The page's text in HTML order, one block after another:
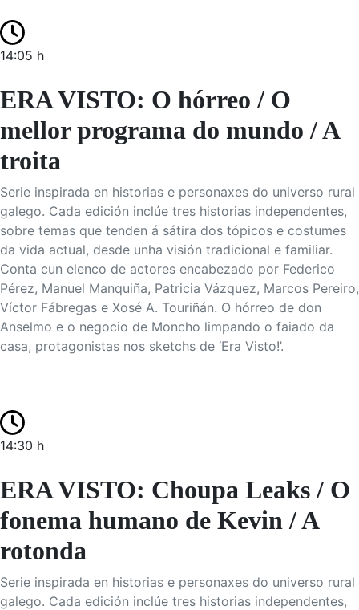
14:05 h
ERA VISTO: O hórreo / O
mellor programa do mundo / A
troita
Serie inspirada en historias e personaxes do universo rural
galego. Cada edición inclúe tres historias independentes,
sobre temas que tenden á sátira dos tópicos e costumes
da vida actual, desde unha visión tradicional e familiar.
Conta cun elenco de actores encabezado por Federico
Pérez, Manuel Manquiña, Patricia Vázquez, Marcos Pereiro,
Víctor Fábregas e Xosé A. Touriñán. O hórreo de don
Anselmo e o negocio de Moncho limpando o faiado da
casa, protagonistas nos sketchs de ‘Era Visto!’.
14:30 h
ERA VISTO: Choupa Leaks / O
fonema humano de Kevin / A
rotonda
Serie inspirada en historias e personaxes do universo rural
galego. Cada edición inclúe tres historias independentes,